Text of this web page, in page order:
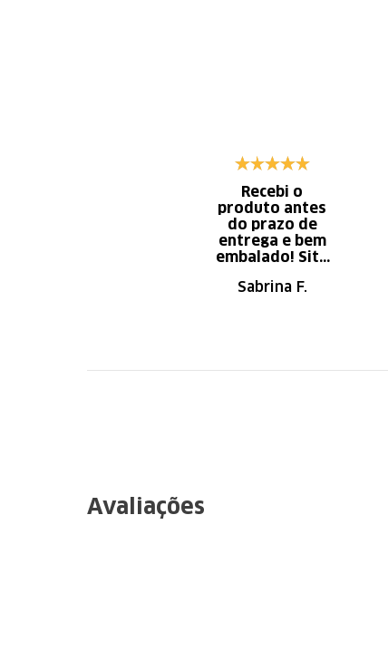
Recebi o
produto antes
do prazo de
entrega e bem
embalado! Site
navegação.
Sabrina F.
Avaliações